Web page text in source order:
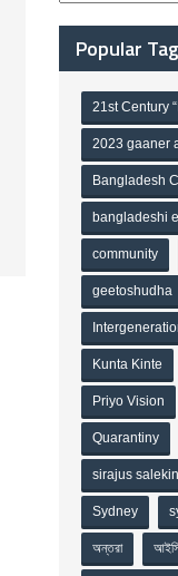
Popular
21st Century
2023 gaaner
Bangladesh
bangladeshi
community
geetoshudha
Kunta Kinte
Priyo Vision
Quarantiny
sirajus salekin
Sydney
অন্তরা